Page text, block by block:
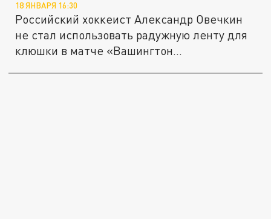
18 ЯНВАРЯ 16:30
Российский хоккеист Александр Овечкин
не стал использовать радужную ленту для
клюшки в матче «Вашингтон...